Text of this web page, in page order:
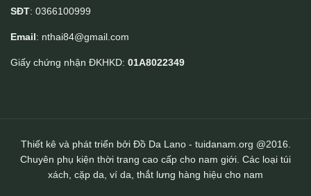
SĐT: 0366100999
Email: nthai84@gmail.com
Giấy chứng nhận ĐKHKD: 01A8022349
Thiết kê và phát triển bởi Đồ Da Lano - tuidanam.org @2016.
Chuyên phụ kiện thời trang cao cấp cho nam giới. Các loại túi
xách, cặp da, ví da, thắt lưng hàng hiệu cho nam